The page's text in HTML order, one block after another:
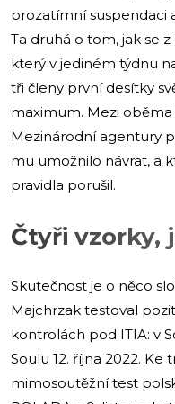
prozatímní suspendaci
Ta druhá o tom, jak se
který v jediném týdnu
tři členy první desítky
maximum. Mezi
Mezinárodní agentury
mu umožnilo návrat, a
pravidla porušil.
Čtyři vzorky,
Skutečnost je o něco
Majchrzak testoval
kontrolách pod ITIA: v
Soulu 12. října 2022. Ke
mimosoutěžní test